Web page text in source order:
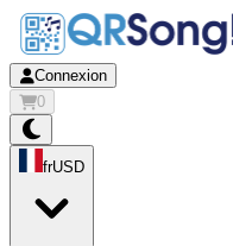
Connexion
0
frUSD